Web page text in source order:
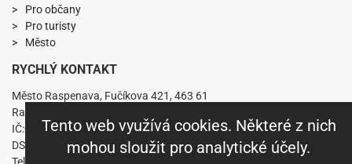
Tento web využívá cookies. Některé z nich
mohou sloužit pro analytické účely.
Pro občany
Pro turisty
Město
RYCHLÝ KONTAKT
Město Raspenava, Fučíkova 421, 463 61
Raspenava
IČ:00263141 DIČ:CZ00263141
DS: nkabbs6